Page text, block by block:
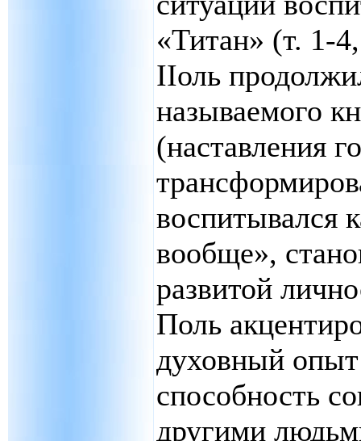
«Титан» (т. 1-
IIоль
называемого
(наставления
воспитывался
вообще»,
развитой
Поль
духовный
способность
другими